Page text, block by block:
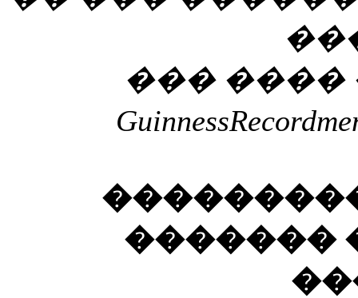
���
Guinness
�������